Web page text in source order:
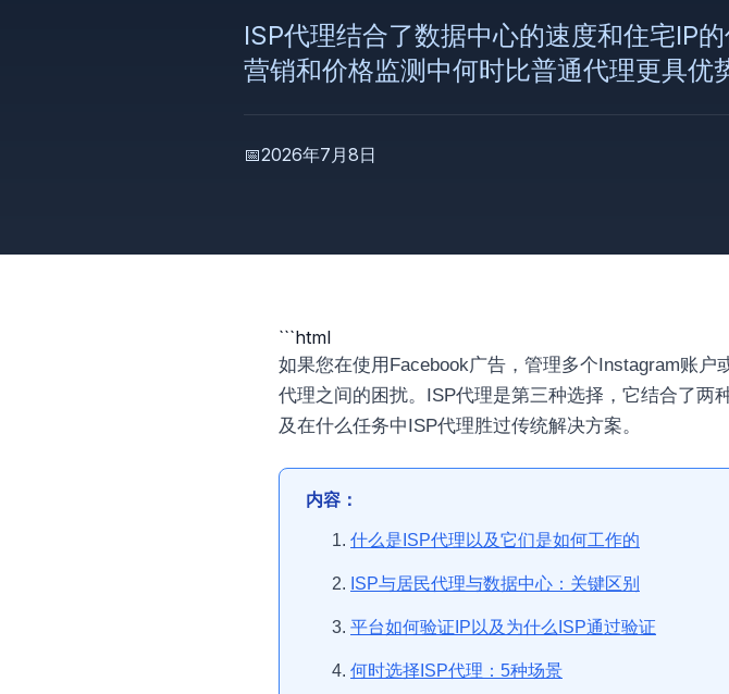
ISP代理结合了数据中心的速度和住宅IP
营销和价格监测中何时比普通代理更具优
📅2026年7月8日
```html
如果您在使用Facebook广告，管理多个Instagram账
代理之间的困扰。ISP代理是第三种选择，它结合了两
及在什么任务中ISP代理胜过传统解决方案。
内容：
什么是ISP代理以及它们是如何工作的
ISP与居民代理与数据中心：关键区别
平台如何验证IP以及为什么ISP通过验证
何时选择ISP代理：5种场景